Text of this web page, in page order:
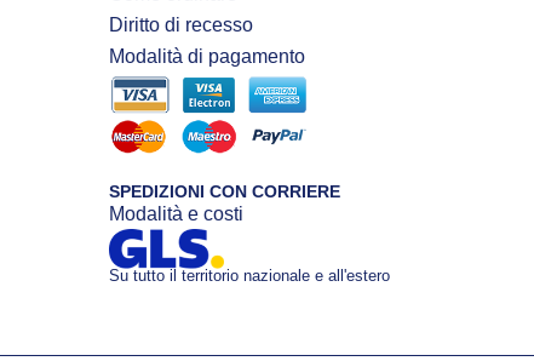
Diritto di recesso
Modalità di pagamento
SPEDIZIONI CON CORRIERE
Modalità e costi
Su tutto il territorio nazionale e all'estero